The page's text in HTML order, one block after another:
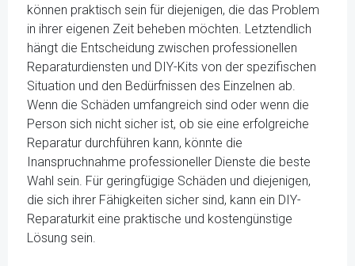
können praktisch sein für diejenigen, die das Problem
in ihrer eigenen Zeit beheben möchten. Letztendlich
hängt die Entscheidung zwischen professionellen
Reparaturdiensten und DIY-Kits von der spezifischen
Situation und den Bedürfnissen des Einzelnen ab.
Wenn die Schäden umfangreich sind oder wenn die
Person sich nicht sicher ist, ob sie eine erfolgreiche
Reparatur durchführen kann, könnte die
Inanspruchnahme professioneller Dienste die beste
Wahl sein. Für geringfügige Schäden und diejenigen,
die sich ihrer Fähigkeiten sicher sind, kann ein DIY-
Reparaturkit eine praktische und kostengünstige
Lösung sein.